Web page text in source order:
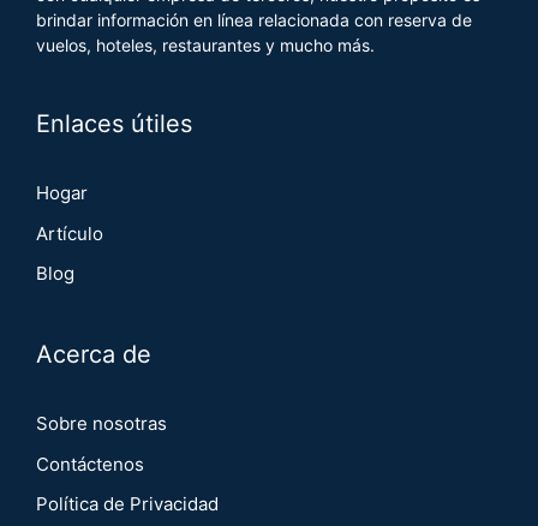
brindar información en línea relacionada con reserva de
vuelos, hoteles, restaurantes y mucho más.
Enlaces útiles
Hogar
Artículo
Blog
Acerca de
Sobre nosotras
Contáctenos
Política de Privacidad